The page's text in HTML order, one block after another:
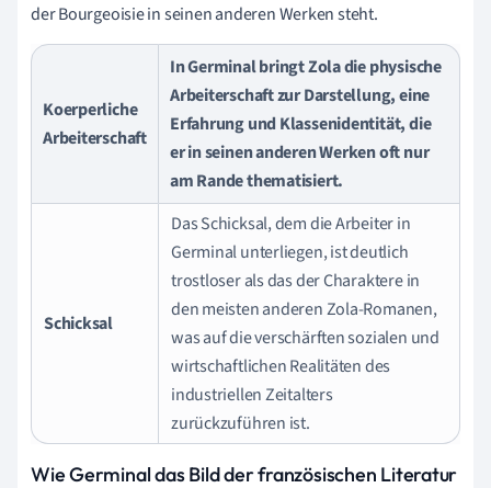
der Bourgeoisie in seinen anderen Werken steht.
Koerperliche
Arbeiterschaft
In Germinal bringt Zola die physische
Arbeiterschaft zur Darstellung, eine
Erfahrung und Klassenidentität, die
er in seinen anderen Werken oft nur
am Rande thematisiert.
Schicksal
Das Schicksal, dem die Arbeiter in
Germinal unterliegen, ist deutlich
trostloser als das der Charaktere in
den meisten anderen Zola-Romanen,
was auf die verschärften sozialen und
wirtschaftlichen Realitäten des
industriellen Zeitalters
zurückzuführen ist.
Wie Germinal das Bild der französischen Literatur